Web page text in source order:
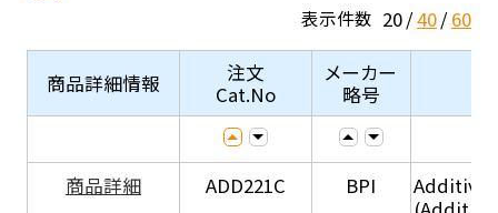
表示件数 20 40 60
商品詳細情報
注文
Cat.No
メーカー
略号
商品詳細 ADD221C BPI